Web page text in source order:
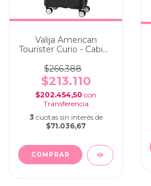
Valija American
Tourister Curio - Cabina
$266.388
$213.110
$202.454,50 con
3 cuotas sin interés de
$71.036,67